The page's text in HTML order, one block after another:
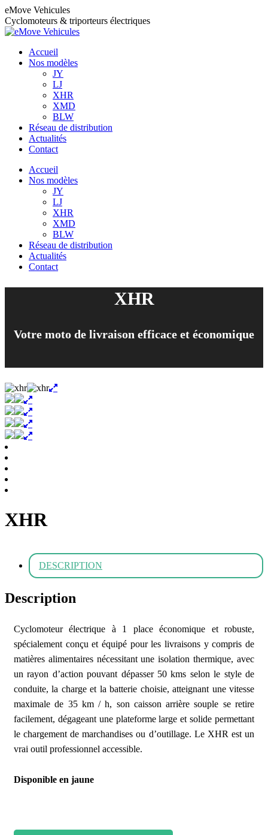
Aller
au
contenu
eMove Vehicules
Cyclomoteurs & triporteurs électriques
Accueil
Nos modèles
JY
LJ
XHR
XMD
BLW
Réseau de distribution
Actualités
Contact
Accueil
Nos modèles
JY
LJ
XHR
XMD
BLW
Réseau de distribution
Actualités
Contact
XHR
Votre moto de livraison efficace et économique
XHR
DESCRIPTION
Description
Cyclomoteur électrique à 1 place économique et robuste,
spécialement conçu et équipé pour les livraisons y compris de
matières alimentaires nécessitant une isolation thermique, avec
un rayon d’action pouvant dépasser 50 kms selon le style de
conduite, la charge et la batterie choisie, atteignant une vitesse
maximale de 35 km / h, son caisson arrière souple se retire
facilement, dégageant une plateforme large et solide permettant
le chargement de marchandises ou d’outillage. Le XHR est un
vrai outil professionnel accessible.
Disponible en jaune